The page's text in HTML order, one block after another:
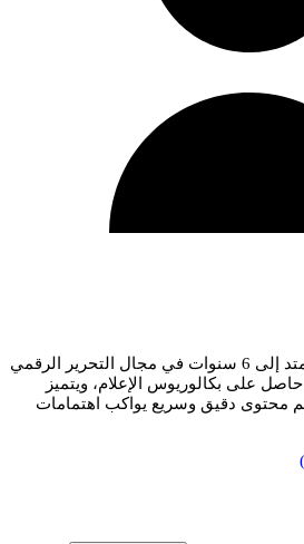
محرر صحفي يمتلك خبرة تمتد إلى 6 سنوات في مجال التحرير الرقمي
على بكالوريوس الإعلام، ويتميز
محتوى دقيق وسريع يواكب اهتمامات